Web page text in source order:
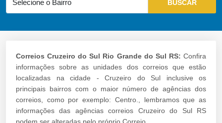
Correios Cruzeiro do Sul Rio Grande do Sul RS: Confira
informações sobre as unidades dos correios que estão
localizadas na cidade - Cruzeiro do Sul inclusive os
principais bairros com o maior número de agências dos
correios, como por exemplo: Centro., lembramos que as
informações das agências correios Cruzeiro do Sul RS